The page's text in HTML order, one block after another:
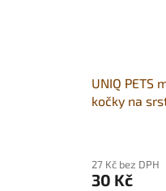
UNIQ PETS
kočky na
27 Kč bez DPH
30 Kč